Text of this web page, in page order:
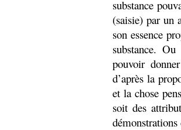
substance
(saisie) par un
son essence
substance.
pouvoir
d’après la
et la chose
soit des
démonstrations